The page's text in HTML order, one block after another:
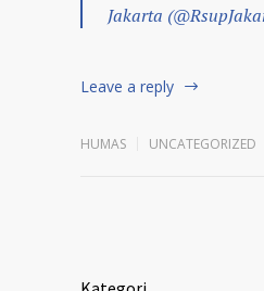
Jakarta
Leave a reply
HUMAS UNCATEGORIZED